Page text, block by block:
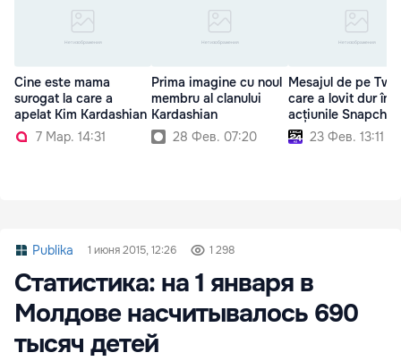
Cine este mama
surogat la care a
apelat Kim Kardashian
7 Мар. 14:31
Prima imagine cu noul
membru al clanului
Kardashian
28 Фев. 07:20
Mesajul de pe
care a lovit dur în
acțiunile Snapchat
23 Фев. 13:11
Publika 1 июня 2015, 12:26 1 298
Статистика: на 1 января в
Молдове насчитывалось 690
тысяч детей